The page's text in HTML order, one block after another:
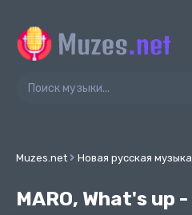
Muzes.net Новая русская музыка
MARO, What's up -